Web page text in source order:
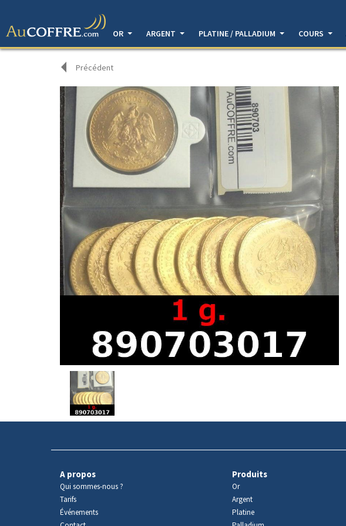
OR
ARGENT PLATINE / PALLADIUM COURS
Précédent
Avers
produit
A propos
Qui sommes-nous ?
Tarifs
Événements
Produits
Or
Argent
Platine